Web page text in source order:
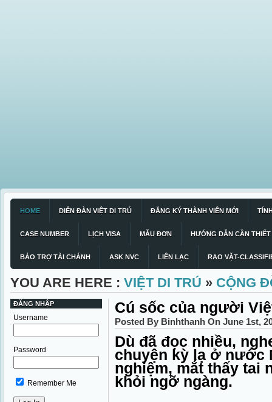
HOME DIỄN ĐÀN VIỆT DI TRÚ ĐĂNG KÝ THÀNH VIÊN MỚI
CASE NUMBER LỊCH VISA MẪU ĐƠN HƯỚNG DẪN CẦN THIẾT
BẢO TRỢ TÀI CHÁNH ASK NVC LIÊN LẠC RAO VẶT-
YOU ARE HERE : VIỆT DI TRÚ » CỘNG
ĐĂNG NHẬP
Username
Password
Remember Me
Cú sốc của người
Posted By Binhthanh On June 1st,
Dù đã đọc nhiều,
chuyện kỳ lạ ở nước
nghiệm, mắt thấy tai
khỏi ngỡ ngàng.